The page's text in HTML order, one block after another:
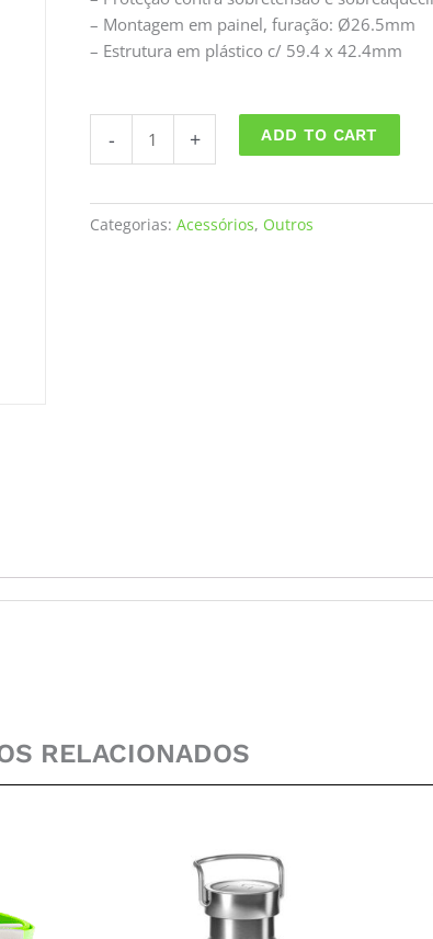
– Montagem em painel, furação: Ø26.5mm
– Estrutura em plástico c/ 59.4 x 42.4mm
-
DE
EMBUTIR
+ ADD TO CART
Categorias: Acessórios, Outros
RELACIONADOS